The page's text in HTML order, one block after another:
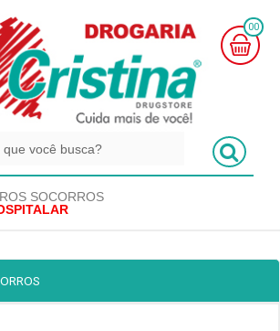
00
SOCORROS